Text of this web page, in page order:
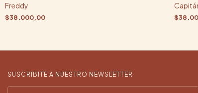
Freddy
$38.000,00
SUSCRIBITE A NUESTRO NEWSLETTER